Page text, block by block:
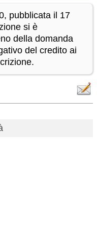
pubblicata il 17
si è
della domanda
del credito ai